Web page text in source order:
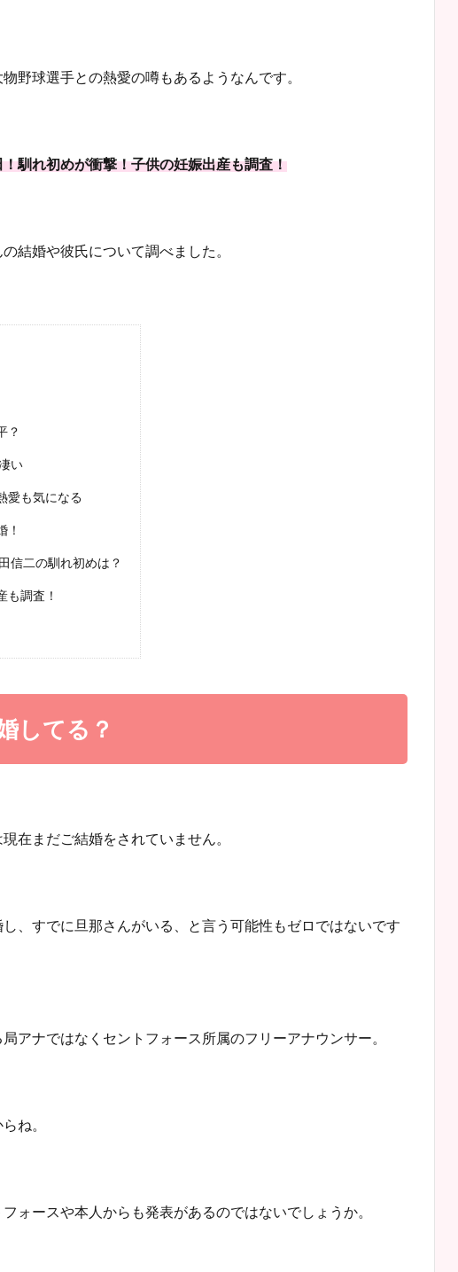
野球選手との熱愛の噂もあるようなんです。
馴れ初めが衝撃！子供の妊娠出産も調査！
結婚や彼氏について調べました。
？
い
愛も気になる
！
信二の馴れ初めは？
も調査！
してる？
在まだご結婚をされていません。
、すでに旦那さんがいる、と言う可能性もゼロではないです
アナではなくセントフォース所属のフリーアナウンサー。
ね。
ォースや本人からも発表があるのではないでしょうか。